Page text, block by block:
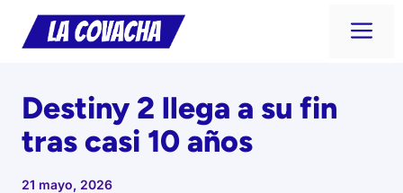
Saltar
Destiny 2 llega a su fin
tras casi 10 años
21 mayo, 2026